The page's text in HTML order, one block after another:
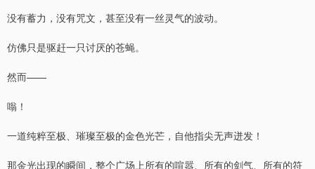
没有蓄力，没有咒文，甚至没有一丝灵气的波动。
仿佛只是驱赶一只讨厌的苍蝇。
然而——
嗡！
一道纯粹至极、璀璨至极的金色光芒，自他指尖无声迸发！
那金光出现的瞬间，整个广场上所有的喧嚣、所有的剑气、所有的符